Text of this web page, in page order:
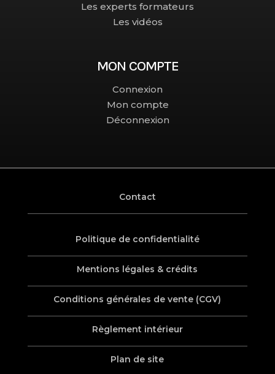
Les experts formateurs
Les vidéos
MON COMPTE
Connexion
Mon compte
Déconnexion
Contact
Politique de confidentialité
Mentions légales & crédits
Conditions générales de vente (CGV)
Règlement intérieur
Plan de site